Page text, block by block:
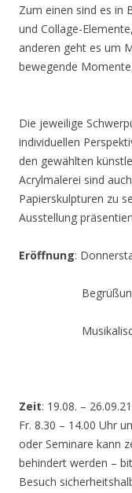
Zum einen sind es in
und Collage-
anderen geht es um
bewegende
Die jeweilige
individuellen
den gewählten
Acrylmalerei sind
Papierskulpturen zu
Ausstellung
Eröffnung:
Zeit: 19.08. –
Fr. 8.30 – 14.00 Uhr
oder Seminare kann
behindert werden –
Besuch